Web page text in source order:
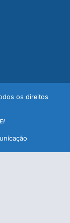
os direitos